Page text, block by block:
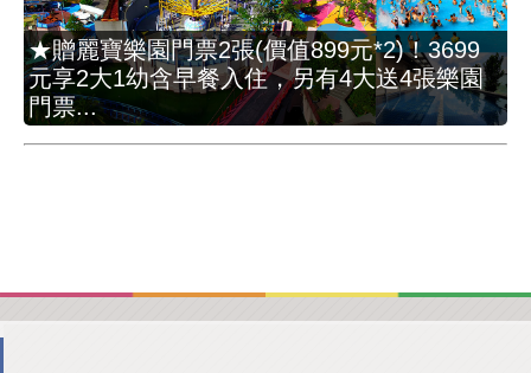
★贈麗寶樂園門票2張(價值899元*2)！3699
元享2大1幼含早餐入住，另有4大送4張樂園
門票...